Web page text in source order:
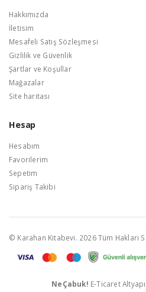
Hakkımızda
İletisim
Mesafeli Satış Sözleşmesi
Gizlilik ve Güvenlik
Şartlar ve Koşullar
Mağazalar
Site haritası
Hesap
Hesabım
Favorilerim
Sepetim
Sipariş Takibi
© Karahan Kitabevi. 2026 Tüm Hakları
NeÇabuk! E-Ticaret